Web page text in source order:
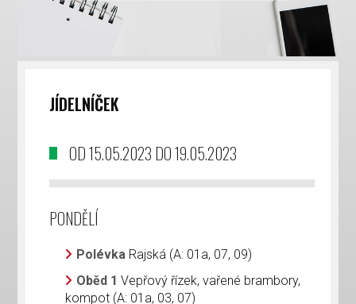
JÍDELNÍČEK
OD 15.05.2023 DO 19.05.2023
PONDĚLÍ
Polévka Rajská (A: 01a, 07, 09)
Oběd 1Vepřový řízek, vařené brambory,
kompot (A: 01a, 03, 07)